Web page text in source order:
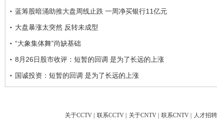
蓝筹股暗涌助推大盘周线止跌 一周净买银行11亿元
大盘暴涨太突然 反转未成型
“大象集体舞”尚缺基础
8月26日股市收评：短暂的回调 是为了长远的上涨
国诚投资：短暂的回调 是为了长远的上涨
关于CCTV | 联系CCTV | 关于CNTV | 联系CNTV | 人才招聘